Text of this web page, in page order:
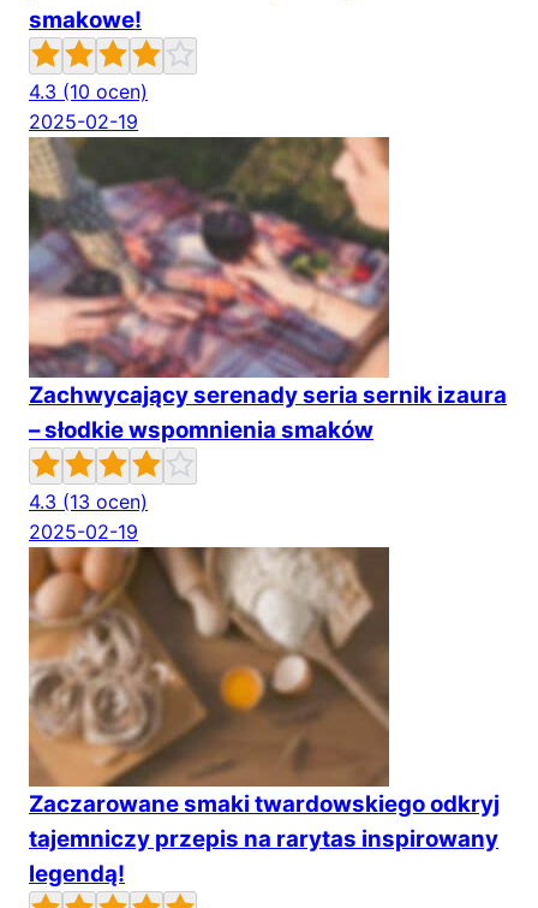
smakowe!
4.3 (10 ocen)
2025-02-19
Zachwycający serenady seria sernik izaura
– słodkie wspomnienia smaków
4.3 (13 ocen)
2025-02-19
Zaczarowane smaki twardowskiego odkryj
tajemniczy przepis na rarytas inspirowany
legendą!